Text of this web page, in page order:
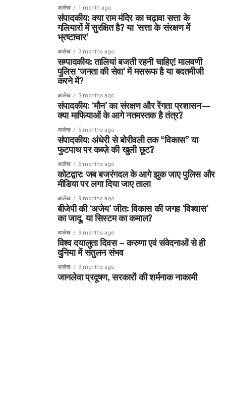
आलेख 1 month ago
संपादकीय: क्या राम मंदिर का चढ़ावा सत्ता के
गलियारों में सुरक्षित है? या ‘सत्ता के संरक्षण में
भ्रष्टाचार’
आलेख 3 months ago
सम्पादकीय: तालियां बजती रहनी चाहिए! मालवणी
पुलिस ‘जनता की सेवा’ में मसरूफ है या बदतमीजी
करने में?
आलेख 3 months ago
संपादकीय: ‘मौन’ का संरक्षण और रेंगता प्रशासन—
क्या माफियाओं के आगे नतमस्तक है तंत्र?
आलेख 5 months ago
संपादकीय: अंधेरी से बोरीवली तक “विकास” या
फुटपाथ पर कब्ज़े की खुली छूट?
आलेख 6 months ago
कोटद्वार: जब बजरंगदल के आगे झुक जाए पुलिस और
मीडिया पर लगा दिया जाए ताला
आलेख 9 months ago
बीजेपी की ‘अजेय’ जीत: विकास की जगह ‘विश्वास’
का जादू, या सिस्टम का कमाल?
आलेख 9 months ago
विश्व दयालुता दिवस – करुणा एवं संवेदनाओं से ही
दुनिया में संतुलन संभव
आलेख 9 months ago
जानलेवा प्रदूषण, सरकारों की शर्मनाक नाकामी